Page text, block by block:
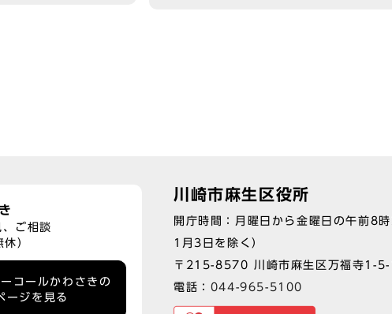
ご相談
）
コールかわさきの
ージを見る
川崎市麻生区役所
開庁時間：月曜日から金曜日の午前8
1月3日を除く）
〒215-8570 川崎市麻生区万福寺1-5-
電話： 044-965-5100